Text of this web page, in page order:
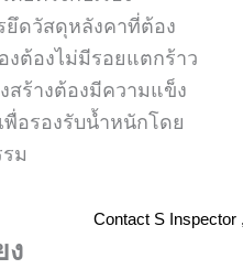
ยึดวัสดุหลังคาที่ต้อง
งต้องไม่มีรอยแตกร้าว
สร้างต้องมีความแข็ง
พื่อรองรับน้ำหนักโดย
ม
ง